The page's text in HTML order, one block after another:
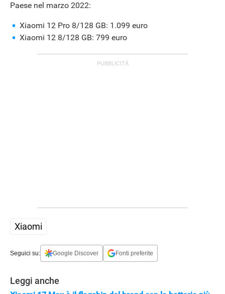
Paese nel marzo 2022:
Xiaomi 12 Pro 8/128 GB: 1.099 euro
Xiaomi 12 8/128 GB: 799 euro
Xiaomi
Seguici su: Google Discover Fonti preferite
Leggi anche